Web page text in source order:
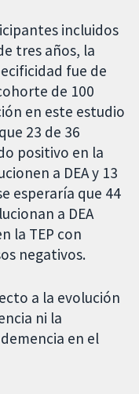
incluidos
tres años, la
fue de
de 100
en este estudio
23 de 36
positivo en la
a DEA y 13
esperaría que 44
a DEA
la TEP con
negativos.
a la evolución
ni la
en el